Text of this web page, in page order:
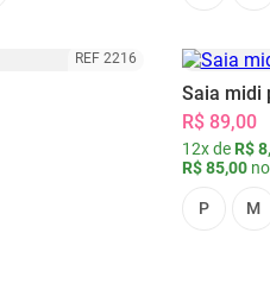
REF 2216
Saia midi
R$ 89,00
12x de R$
R$ 85,00no
P M